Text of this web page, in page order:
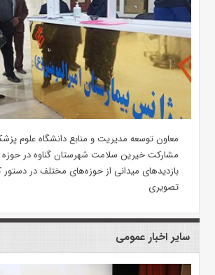
معاون توسعه مدیریت و منابع دانشگاه علوم
مشارکت خیرین سلامت شهرستان گناوه در
بازدیدهای میدانی از حوزه‌های مختلف در
تصویری
سایر اخبار عمومی